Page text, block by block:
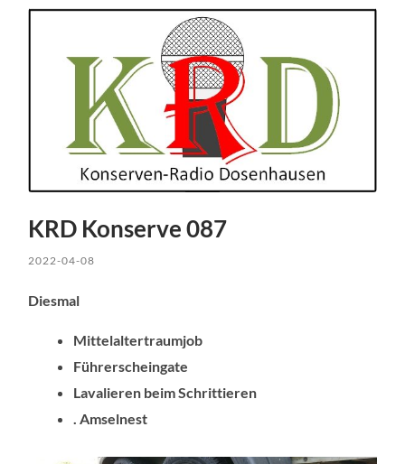
KRD Konserve 087
2022-04-08
Diesmal
Mittelaltertraumjob
Führerscheingate
Lavalieren beim Schrittieren
. Amselnest